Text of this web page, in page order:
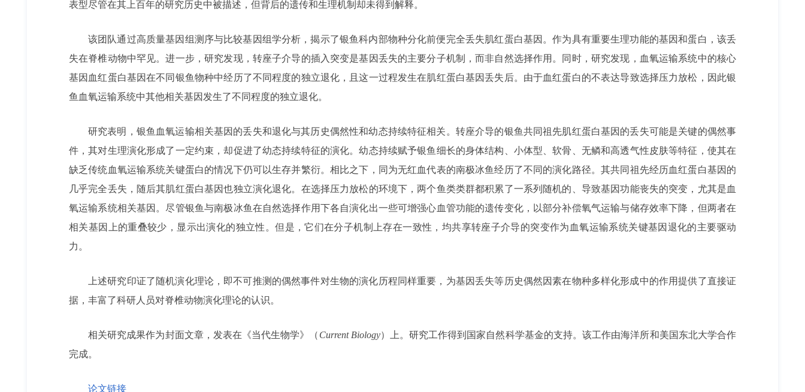
表型尽管在其上百年的研究历史中被描述，但背后的遗传和生理机制却未得到解释。
该团队通过高质量基因组测序与比较基因组学分析，揭示了银鱼科内部物种分化前便完全丢失肌红蛋白基因。作为具有重要生理功能的基因和蛋白，该丢
失在脊椎动物中罕见。进一步，研究发现，转座子介导的插入突变是基因丢失的主要分子机制，而非自然选择作用。同时，研究发现，血氧运输系统中的核心
基因血红蛋白基因在不同银鱼物种中经历了不同程度的独立退化，且这一过程发生在肌红蛋白基因丢失后。由于血红蛋白的不表达导致选择压力放松，因此银
鱼血氧运输系统中其他相关基因发生了不同程度的独立退化。
研究表明，银鱼血氧运输相关基因的丢失和退化与其历史偶然性和幼态持续特征相关。转座介导的银鱼共同祖先肌红蛋白基因的丢失可能是关键的偶然事
件，其对生理演化形成了一定约束，却促进了幼态持续特征的演化。幼态持续赋予银鱼细长的身体结构、小体型、软骨、无鳞和高透气性皮肤等特征，使其在
缺乏传统血氧运输系统关键蛋白的情况下仍可以生存并繁衍。相比之下，同为无红血代表的南极冰鱼经历了不同的演化路径。其共同祖先经历血红蛋白基因的
几乎完全丢失，随后其肌红蛋白基因也独立演化退化。在选择压力放松的环境下，两个鱼类类群都积累了一系列随机的、导致基因功能丧失的突变，尤其是血
氧运输系统相关基因。尽管银鱼与南极冰鱼在自然选择作用下各自演化出一些可增强心血管功能的遗传变化，以部分补偿氧气运输与储存效率下降，但两者在
相关基因上的重叠较少，显示出演化的独立性。但是，它们在分子机制上存在一致性，均共享转座子介导的突变作为血氧运输系统关键基因退化的主要驱动
力。
上述研究印证了随机演化理论，即不可推测的偶然事件对生物的演化历程同样重要，为基因丢失等历史偶然因素在物种多样化形成中的作用提供了直接证
据，丰富了科研人员对脊椎动物演化理论的认识。
相关研究成果作为封面文章，发表在《当代生物学》（ Current Biology）上。研究工作得到国家自然科学基金的支持。该工作由海洋所和美国东北大学合作
完成。
论文链接